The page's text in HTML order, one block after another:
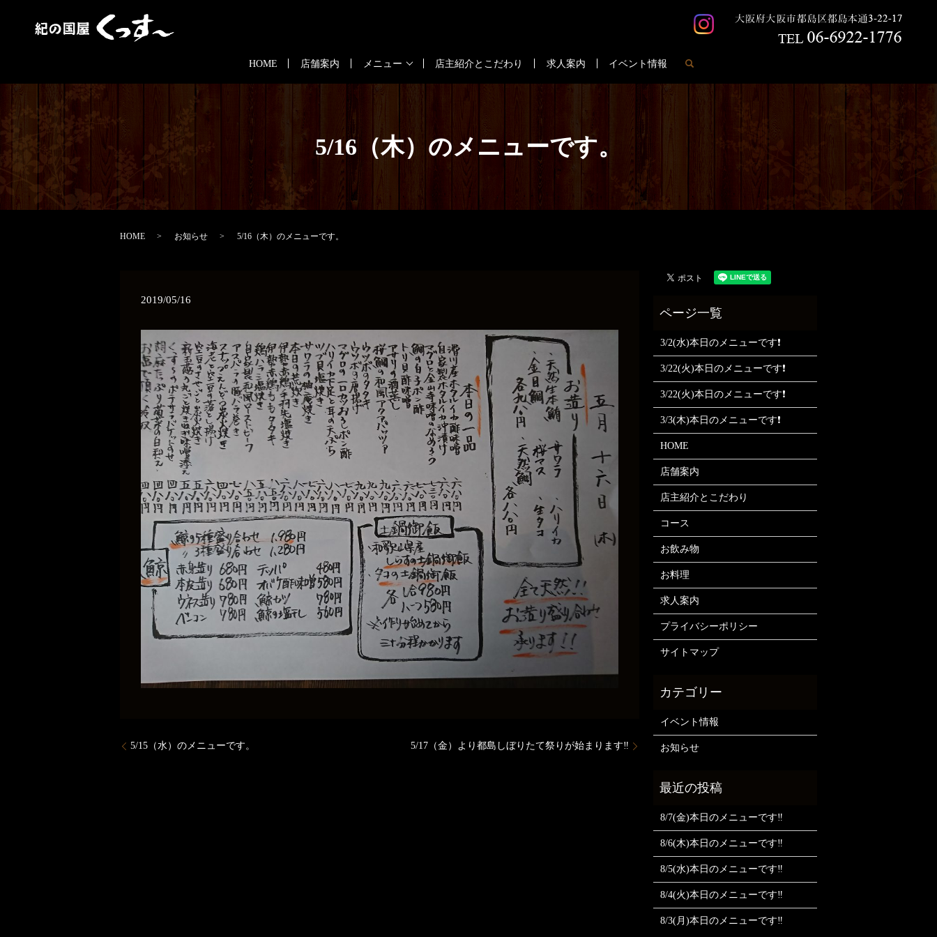
HOME 店舗案内 メニュー 店主紹介とこだわり 求人案内 イベント情報
5/16（木）のメニューです。
HOME お知らせ 5/16（木）のメニューです。
2019/05/16
5/15（水）のメニューです。 5/17（金）より都島しぼりたて祭りが始まります‼️
3/2(水)本日のメニューです❗
3/22(火)本日のメニューです❗
3/22(火)本日のメニューです❗
3/3(木)本日のメニューです❗
HOME
店舗案内
店主紹介とこだわり
コース
お飲み物
お料理
求人案内
プライバシーポリシー
サイトマップ
イベント情報
お知らせ
8/7(金)本日のメニューです‼️
8/6(木)本日のメニューです‼️
8/5(水)本日のメニューです‼️
8/4(火)本日のメニューです‼️
8/3(月)本日のメニューです‼️